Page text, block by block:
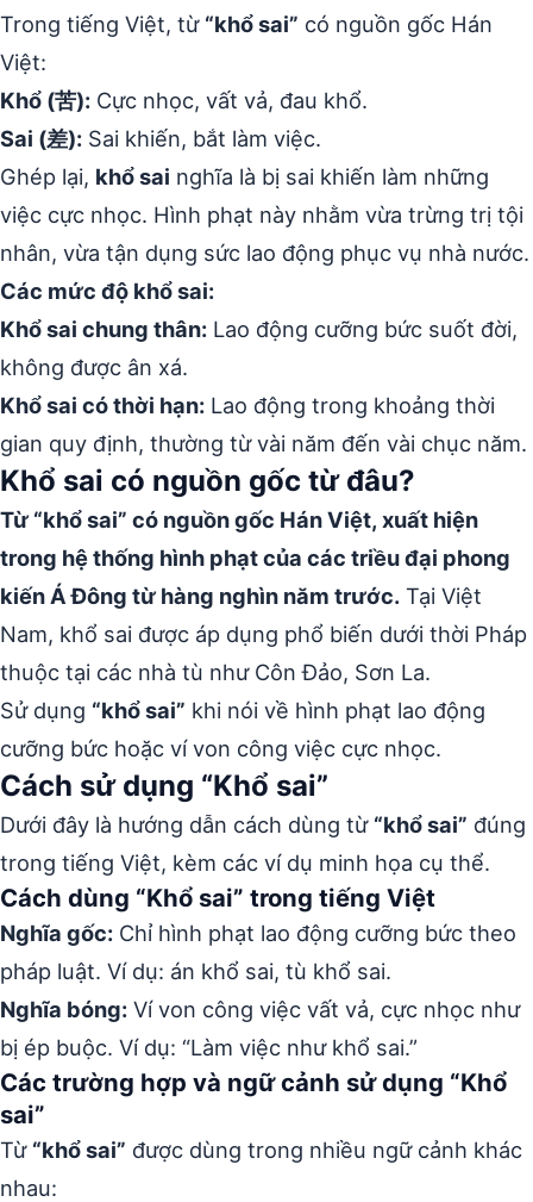
Trong tiếng Việt, từ “khổ sai” có nguồn gốc Hán
Việt:
Khổ (苦): Cực nhọc, vất vả, đau khổ.
Sai (差): Sai khiến, bắt làm việc.
Ghép lại, khổ sai nghĩa là bị sai khiến làm những
việc cực nhọc. Hình phạt này nhằm vừa trừng trị tội
nhân, vừa tận dụng sức lao động phục vụ nhà nước.
Các mức độ khổ sai:
Khổ sai chung thân: Lao động cưỡng bức suốt đời,
không được ân xá.
Khổ sai có thời hạn: Lao động trong khoảng thời
gian quy định, thường từ vài năm đến vài chục năm.
Khổ sai có nguồn gốc từ đâu?
Từ “khổ sai” có nguồn gốc Hán Việt, xuất hiện
trong hệ thống hình phạt của các triều đại phong
kiến Á Đông từ hàng nghìn năm trước. Tại Việt
Nam, khổ sai được áp dụng phổ biến dưới thời Pháp
thuộc tại các nhà tù như Côn Đảo, Sơn La.
Sử dụng “khổ sai” khi nói về hình phạt lao động
cưỡng bức hoặc ví von công việc cực nhọc.
Cách sử dụng “Khổ sai”
Dưới đây là hướng dẫn cách dùng từ “khổ sai” đúng
trong tiếng Việt, kèm các ví dụ minh họa cụ thể.
Cách dùng “Khổ sai” trong tiếng Việt
Nghĩa gốc: Chỉ hình phạt lao động cưỡng bức theo
pháp luật. Ví dụ: án khổ sai, tù khổ sai.
Nghĩa bóng: Ví von công việc vất vả, cực nhọc như
bị ép buộc. Ví dụ: “Làm việc như khổ sai.”
Các trường hợp và ngữ cảnh sử dụng “Khổ
sai”
Từ “khổ sai” được dùng trong nhiều ngữ cảnh khác
nhau: